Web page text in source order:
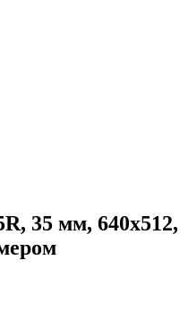
35 мм, 640x512,